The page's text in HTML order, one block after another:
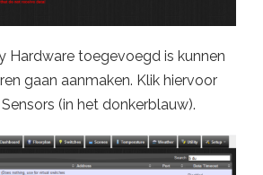
Hardware toegevoegd is kunnen
gaan aanmaken. Klik hiervoor
(in het donkerblauw).